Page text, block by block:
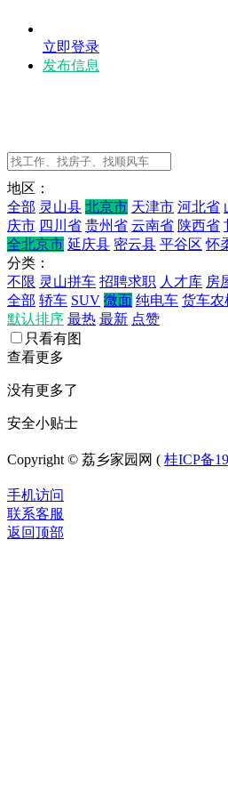
立即登录
发布信息
地区：
全部 灵山县 北京市 天津市 河北省
庆市 四川省 贵州省 云南省 陕西省
全北京市 延庆县 密云县 平谷区 怀
分类：
不限 灵山拼车 招聘求职 人才库 房
全部 轿车 SUV 微面 纯电车 货车农
默认排序 最热 最新 点赞
只看有图
查看更多
没有更多了
安全小贴士
Copyright © 荔乡家园网 ( 桂ICP备
手机访问
联系客服
返回顶部